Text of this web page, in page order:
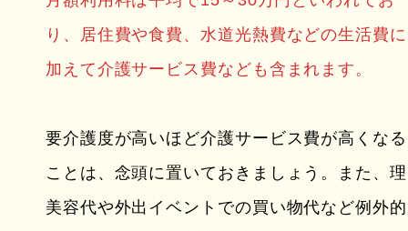
り、居住費や食費、水道光熱費などの生活費に
加えて介護サービス費なども含まれます。
要介護度が高いほど介護サービス費が高くなる
ことは、念頭に置いておきましょう。また、理
美容代や外出イベントでの買い物代など例外的